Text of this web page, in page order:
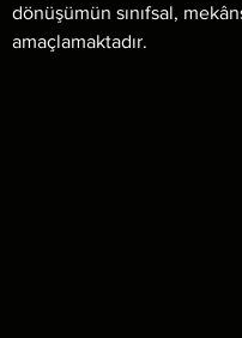
dönüşümün sınıfsal,
amaçlamaktadır.